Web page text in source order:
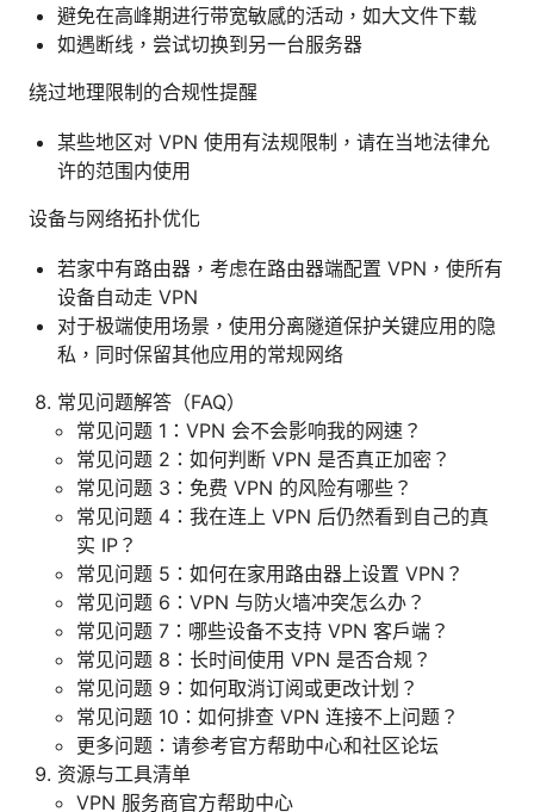
避免在高峰期进行带宽敏感的活动，如大文件下载
如遇断线，尝试切换到另一台服务器
绕过地理限制的合规性提醒
某些地区对 VPN 使用有法规限制，请在当地法律允
许的范围内使用
设备与网络拓扑优化
若家中有路由器，考虑在路由器端配置 VPN，使所有
设备自动走 VPN
对于极端使用场景，使用分离隧道保护关键应用的隐
私，同时保留其他应用的常规网络
常见问题解答（FAQ）
常见问题 1：VPN 会不会影响我的网速？
常见问题 2：如何判断 VPN 是否真正加密？
常见问题 3：免费 VPN 的风险有哪些？
常见问题 4：我在连上 VPN 后仍然看到自己的真
实 IP？
常见问题 5：如何在家用路由器上设置 VPN？
常见问题 6：VPN 与防火墙冲突怎么办？
常见问题 7：哪些设备不支持 VPN 客户端？
常见问题 8：长时间使用 VPN 是否合规？
常见问题 9：如何取消订阅或更改计划？
常见问题 10：如何排查 VPN 连接不上问题？
更多问题：请参考官方帮助中心和社区论坛
资源与工具清单
VPN 服务商官方帮助中心